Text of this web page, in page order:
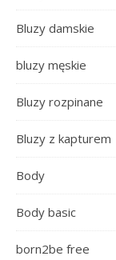
Bluzy damskie
bluzy męskie
Bluzy rozpinane
Bluzy z kapturem
Body
Body basic
born2be free